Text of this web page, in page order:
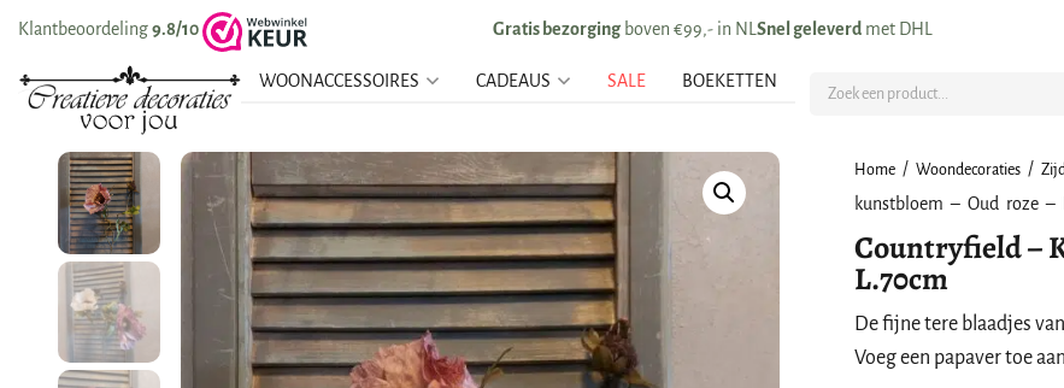
Klantbeoordeling9.8/10 Gratis bezorging boven €99,- in NLSnel geleverd met DHL
WOONACCESSOIRES CADEAUS SALE BOEKETTEN
Home /Woondecoraties /
kunstbloem – Oud roze –
Countryfield –
L.70cm
De fijne tere blaadjes
Voeg een papaver toe